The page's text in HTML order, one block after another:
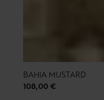
BAHIA MUSTARD
108,00 €